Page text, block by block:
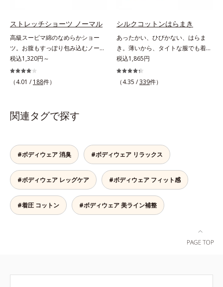
ソフトなテープを使用しており、締
のなめらかな肌ざわりです。ふわふ
ース肌側は、極細のマイクロパイル
を使った特別仕様で、ふわふわの肌
ざわり。レースが肌にあたってチク
チク…という不快感がありません。
ストレッチショーツ ノーマル
高級スーピマ綿のなめらかショー
ツ。お腹もすっぽり包み込むノーマ
ルタイプ。ぴったり密着して、くい
こまない座るとヒップの面積は広が
り、立つと元に戻ります。このよう
け、ヒップをたっぷり包み込む布分
量を使いました。だからどんな動き
すっぽり包み込むノーマルタイプで
す。うっとりするような肌ざわり
「高級スーピマ綿」を贅沢に使用
し、肌にぴたっと吸いつくようなこ
こちよさを感じます。ワンランク上
のなめらかな肌ざわりです。ふわふ
わ感触のレースウエストと脚口のレ
す。
税込1,320円～
（4.01 / 188件）
シルクコットンはらまき
あったかい、ひびかない、はらま
き。薄いから、タイトな服でも着こ
なしスマート。贅沢なダブル素材
で、薄手なのに驚くほどポカポカ肌
側はシルク100％、表側はコットン
対応します。
税込1,865円
（4.35 /339件）
関連タグで探す
#ボディウェア 消臭 #ボディウェア リラックス
#ボディウェア レッグケア #ボディウェア フィット感
#着圧 コットン #ボディウェア 美ライン補整